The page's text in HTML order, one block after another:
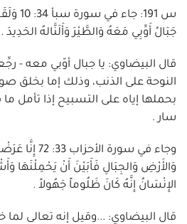
س 191:
جَبَالُ أَوِّبِي مَعَهُ وَالطَّيْرَ وَأَلَنَّالهُ الحَدِيدَ .
قال البيضاوي: يا جبال أوّبي معه -
النوحة على الذنب، وذلك إما بخلق
بحملها إياه على التسبيح إذا تأمل
سار .
وجاء في سورة
وَالأَرْضِ وَالجِبَالِ فَأَبَيْنَ أَنْ يَحْمِلْنَهَا
الإِنْسَانُ إِنَّهُ كَانَ ظَلُوماً جَهُولاً .
قال البيضاوي: ...وقيل إنه تعالى لما